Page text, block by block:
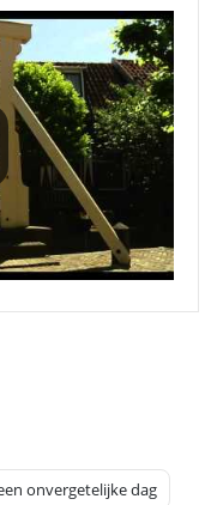
onvergetelijke dag